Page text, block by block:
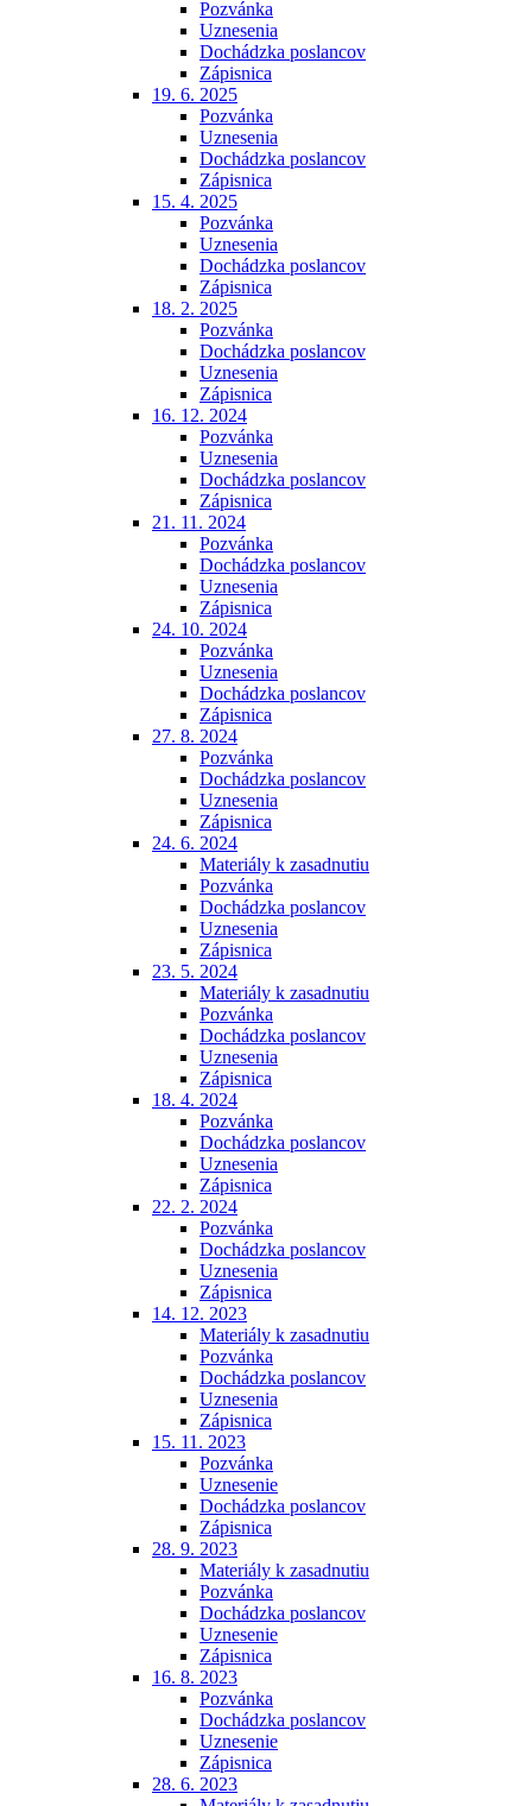
Pozvánka
Uznesenia
Dochádzka poslancov
Zápisnica
19. 6. 2025
Pozvánka
Uznesenia
Dochádzka poslancov
Zápisnica
15. 4. 2025
Pozvánka
Uznesenia
Dochádzka poslancov
Zápisnica
18. 2. 2025
Pozvánka
Dochádzka poslancov
Uznesenia
Zápisnica
16. 12. 2024
Pozvánka
Uznesenia
Dochádzka poslancov
Zápisnica
21. 11. 2024
Pozvánka
Dochádzka poslancov
Uznesenia
Zápisnica
24. 10. 2024
Pozvánka
Uznesenia
Dochádzka poslancov
Zápisnica
27. 8. 2024
Pozvánka
Dochádzka poslancov
Uznesenia
Zápisnica
24. 6. 2024
Materiály k zasadnutiu
Pozvánka
Dochádzka poslancov
Uznesenia
Zápisnica
23. 5. 2024
Materiály k zasadnutiu
Pozvánka
Dochádzka poslancov
Uznesenia
Zápisnica
18. 4. 2024
Pozvánka
Dochádzka poslancov
Uznesenia
Zápisnica
22. 2. 2024
Pozvánka
Dochádzka poslancov
Uznesenia
Zápisnica
14. 12. 2023
Materiály k zasadnutiu
Pozvánka
Dochádzka poslancov
Uznesenia
Zápisnica
15. 11. 2023
Pozvánka
Uznesenie
Dochádzka poslancov
Zápisnica
28. 9. 2023
Materiály k zasadnutiu
Pozvánka
Dochádzka poslancov
Uznesenie
Zápisnica
16. 8. 2023
Pozvánka
Dochádzka poslancov
Uznesenie
Zápisnica
28. 6. 2023